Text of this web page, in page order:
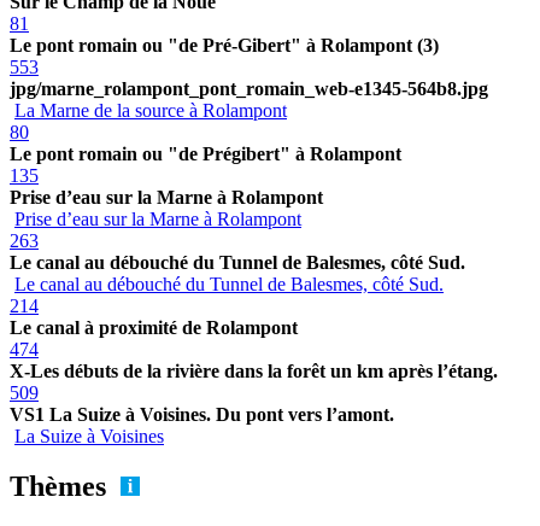
81
Le pont romain ou "de Pré-Gibert" à Rolampont (3)
553
jpg/marne_rolampont_pont_romain_web-e1345-564b8.jpg
La Marne de la source à Rolampont
80
Le pont romain ou "de Prégibert" à Rolampont
135
Prise d’eau sur la Marne à Rolampont
Prise d’eau sur la Marne à Rolampont
263
Le canal au débouché du Tunnel de Balesmes, côté Sud.
Le canal au débouché du Tunnel de Balesmes, côté Sud.
214
Le canal à proximité de Rolampont
474
X-Les débuts de la rivière dans la forêt un km après l’étang.
509
VS1 La Suize à Voisines. Du pont vers l’amont.
La Suize à Voisines
Thèmes